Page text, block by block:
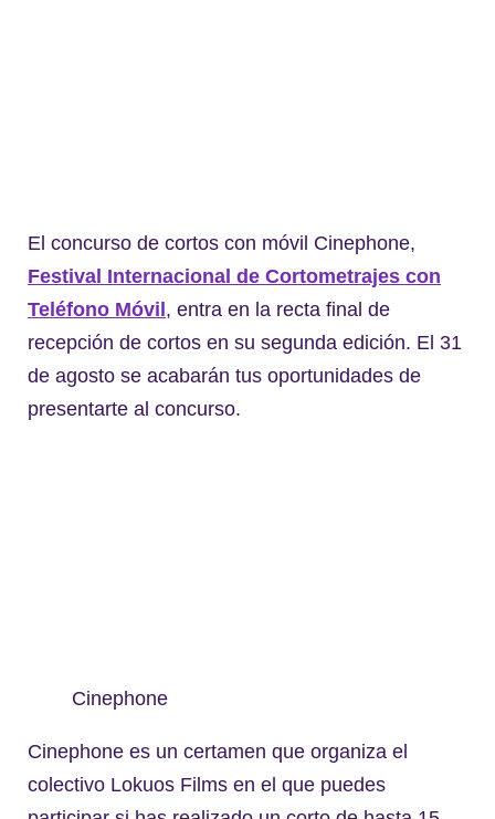
El concurso de cortos con móvil Cinephone,
Festival Internacional de Cortometrajes con
Teléfono Móvil , entra en la recta final de
recepción de cortos en su segunda edición. El 31
de agosto se acabarán tus oportunidades de
presentarte al concurso.
Cinephone
Cinephone es un certamen que organiza el
colectivo Lokuos Films en el que puedes